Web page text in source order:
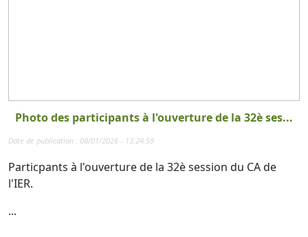
Photo des participants à l'ouverture de la 32è ses...
Date de publication : 08/01/2026 - 13:24:59
Particpants à l'ouverture de la 32è session du CA de
l'IER.
...